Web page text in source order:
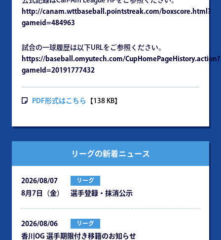
http://canam.wttbaseball.pointstreak.com/boxscore.html?
gameid=484963
試合の一球履歴は以下URLをご参照ください。
https://baseball.omyutech.com/CupHomePageHistory.action?
gameId=20191777432
PDF形式はこちら 【138 KB】
リーグの新着ニュース
2026/08/07 リーグ
8月7日（金） 選手登録・抹消公示
2026/08/06 リーグ
⾹川OG 選⼿期限付き移籍のお知らせ